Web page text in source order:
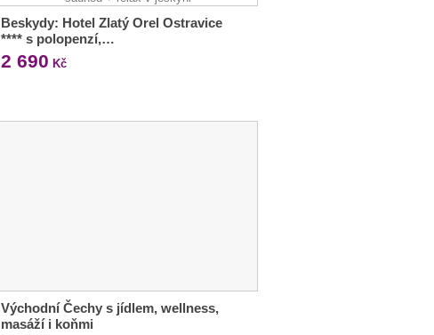
Beskydy: Hotel Zlatý Orel Ostravice
**** s polopenzí,…
2 690 Kč
Východní Čechy s jídlem, wellness,
masáží i koňmi